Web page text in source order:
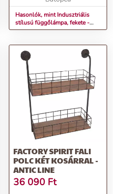
Hasonlók, mint Indusztriális
stílusú függőlámpa, fekete -
FACTORY
FACTORY SPIRIT FALI
POLC KÉT KOSÁRRAL -
ANTIC LINE
36 090 Ft